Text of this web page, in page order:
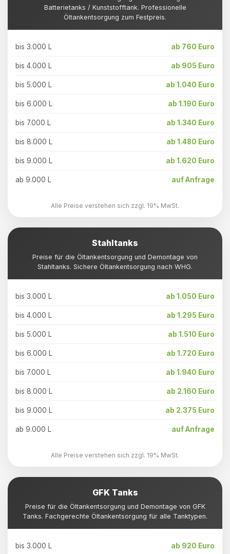
Batterietanks / Kunststofftank. Professionelle
Öltankentsorgung zum Festpreis.
bis 3.000 L ab 760 Euro
bis 4.000 L ab 905 Euro
bis 5.000 L ab 1.040 Euro
bis 6.000 L ab 1.190 Euro
bis 7.000 L ab 1.340 Euro
bis 8.000 L ab 1.480 Euro
bis 9.000 L ab 1.620 Euro
ab 9.000 L auf Anfrage
Alle Preise verstehen sich zzgl. 19% MwSt.
Stahltanks
Preise für die Öltankentsorgung und Demontage von
Stahltanks. Sichere Öltankentsorgung nach WHG.
bis 3.000 L ab 1.050 Euro
bis 4.000 L ab 1.295 Euro
bis 5.000 L ab 1.510 Euro
bis 6.000 L ab 1.720 Euro
bis 7.000 L ab 1.940 Euro
bis 8.000 L ab 2.160 Euro
bis 9.000 L ab 2.375 Euro
ab 9.000 L auf Anfrage
Alle Preise verstehen sich zzgl. 19% MwSt.
GFK Tanks
Preise für die Öltankentsorgung und Demontage von GFK
Tanks. Fachgerechte Öltankentsorgung für alle Tanktypen.
bis 3.000 L ab 920 Euro